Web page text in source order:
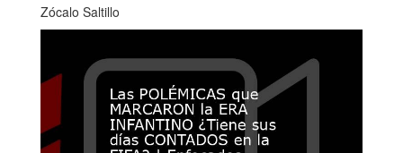
Zócalo Saltillo